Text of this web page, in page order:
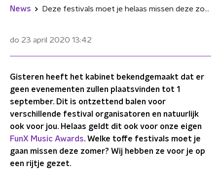
News Deze festivals moet je helaas missen deze zomer
do 23 april 2020 13:42
Gisteren heeft het kabinet bekendgemaakt dat er
geen evenementen zullen plaatsvinden tot 1
september. Dit is ontzettend balen voor
verschillende festival organisatoren en natuurlijk
ook voor jou. Helaas geldt dit ook voor onze eigen
FunX Music Awards. Welke toffe festivals moet je
gaan missen deze zomer? Wij hebben ze voor je op
een rijtje gezet.